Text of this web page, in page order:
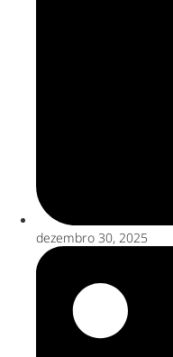
dezembro 30, 2025